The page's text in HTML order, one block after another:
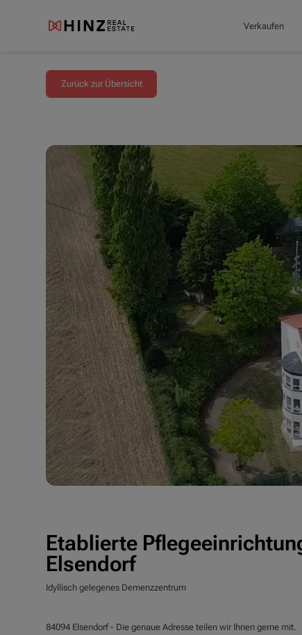
Verkaufen
Zurück zur Übersicht
Etablierte
Elsendorf
Idyllisch gelegenes Demenzzentrum
84094 Elsendorf - Die genaue Adresse teilen wir Ihnen gerne mit.